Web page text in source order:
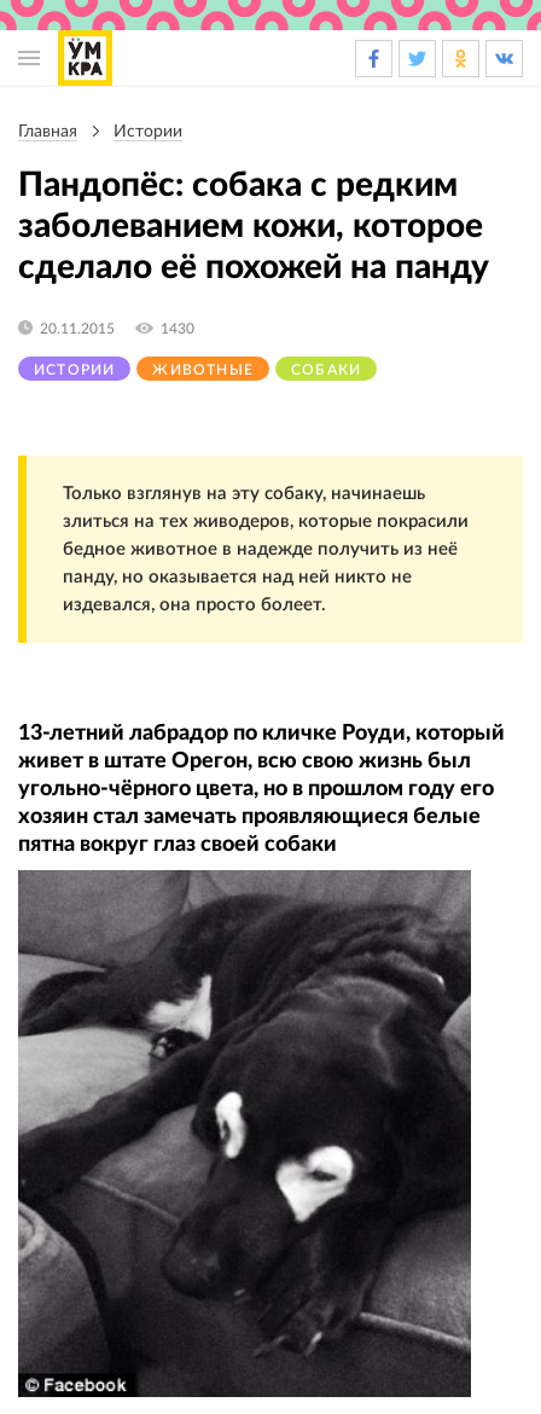
навигации
Главная Истории
Пандопёс: собака с редким
заболеванием кожи, которое
сделало её похожей на панду
ИСТОРИИ ЖИВОТНЫЕ СОБАКИ
20.11.2015 1430
Только взглянув на эту собаку, начинаешь
злиться на тех живодеров, которые покрасили
бедное животное в надежде получить из неё
панду, но оказывается над ней никто не
издевался, она просто болеет.
13-летний лабрадор по кличке Роуди, который
живет в штате Орегон, всю свою жизнь был
угольно-чёрного цвета, но в прошлом году его
хозяин стал замечать проявляющиеся белые
пятна вокруг глаз своей собаки